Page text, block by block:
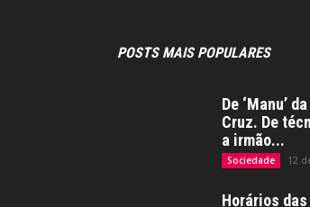
POSTS MAIS POPULARES
De ‘Manu’
Cruz. De
a irmão...
Sociedade 12
Horários